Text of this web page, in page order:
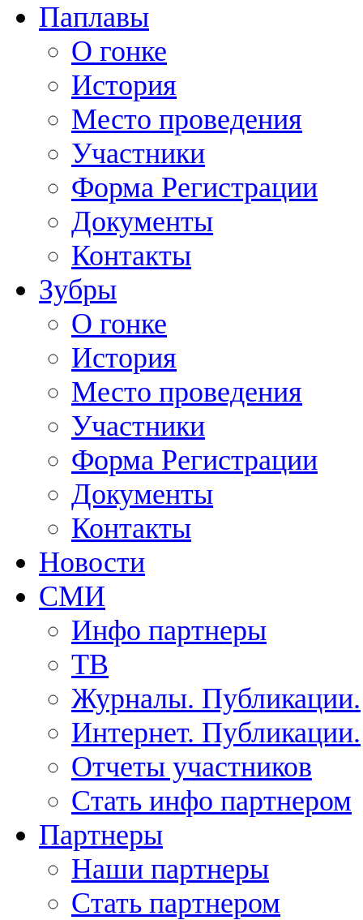
Паплавы
О гонке
История
Место проведения
Участники
Форма Регистрации
Документы
Контакты
Зубры
О гонке
История
Место проведения
Участники
Форма Регистрации
Документы
Контакты
Новости
СМИ
Инфо партнеры
ТВ
Журналы. Публикации.
Интернет. Публикации.
Отчеты участников
Стать инфо партнером
Партнеры
Наши партнеры
Стать партнером